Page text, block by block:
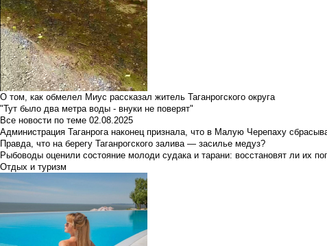
О том, как обмелел Миус рассказал житель Таганрогского округа
"Тут было два метра воды - внуки не поверят"
Все новости по теме 02.08.2025
Администрация Таганрога наконец признала, что в Малую Черепаху
Правда, что на берегу Таганрогского залива — засилье медуз?
Рыбоводы оценили состояние молоди судака и тарани: восстановят ли их
Отдых и туризм